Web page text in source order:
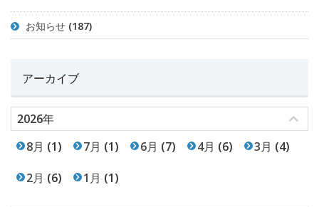
お知らせ (187)
アーカイブ
2026年
8月 (1) 7月 (1) 6月 (7) 4月 (6) 3月 (4)
2月 (6) 1月 (1)